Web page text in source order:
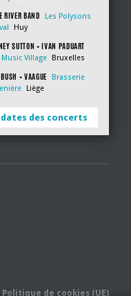
RIVER BAND
Les Polysons
Huy
SUTTON + IVAN PADUART
Music Village Bruxelles
+ VAAGUE
Brasserie
Liège
des concerts
Politique de cookies (UE)